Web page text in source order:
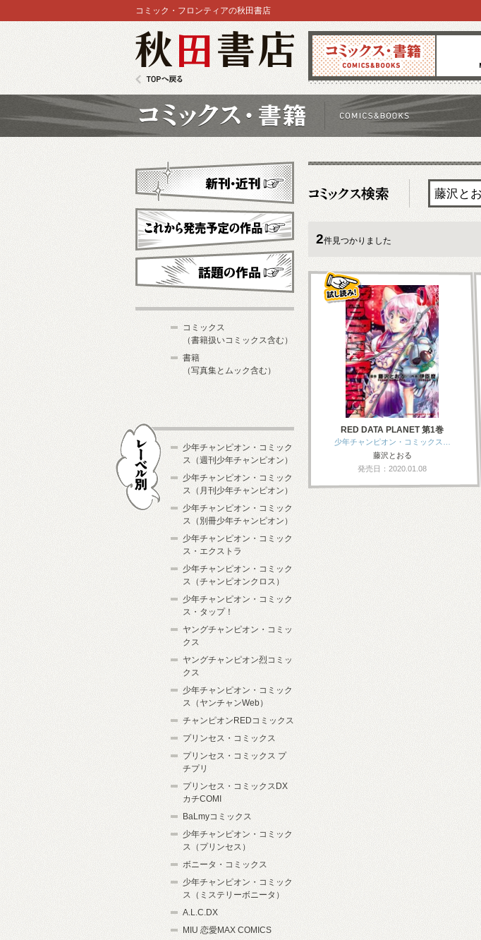
コミックス 雑誌
コミック・フロンティアの秋田書店
2件見つかりました
RED DATA PLANET 第1巻
少年チャンピオン・コミックス…
藤沢とおる
発売日：2020.01.08
新刊・近刊
これから発売予定
コミックス
（書籍扱いコミックス含む）
書籍
（写真集とムック含む）
少年チャンピオン・コミック
ス（週刊少年チャンピオン）
少年チャンピオン・コミック
ス（月刊少年チャンピオン）
少年チャンピオン・コミック
ス（別冊少年チャンピオン）
少年チャンピオン・コミック
ス・エクストラ
少年チャンピオン・コミック
ス（チャンピオンクロス）
少年チャンピオン・コミック
ス・タップ！
ヤングチャンピオン・コミッ
クス
ヤングチャンピオン烈コミッ
クス
少年チャンピオン・コミック
ス（ヤンチャンWeb）
チャンピオンREDコミックス
プリンセス・コミックス
プリンセス・コミックス プ
チプリ
プリンセス・コミックスDX
カチCOMI
BaLmyコミックス
少年チャンピオン・コミック
ス（プリンセス）
ボニータ・コミックス
少年チャンピオン・コミック
ス（ミステリーボニータ）
A.L.C.DX
MIU 恋愛MAX COMICS